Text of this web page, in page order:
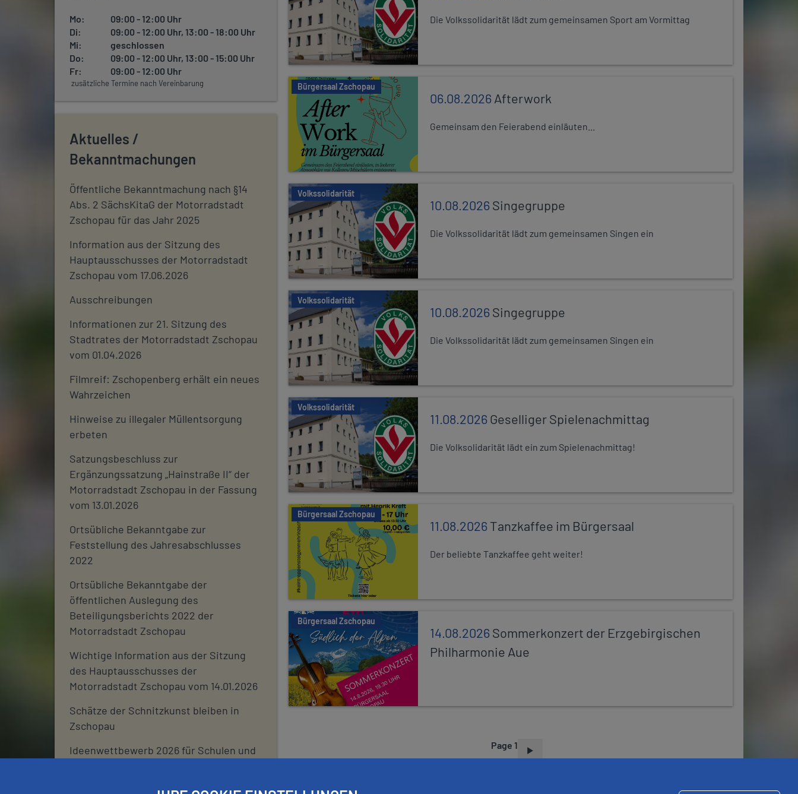
Mo:
09:00 - 12:00 Uhr
Di:
09:00 - 12:00 Uhr, 13:00 - 18:00 Uhr
Mi:
geschlossen
Do:
09:00 - 12:00 Uhr, 13:00 - 15:00 Uhr
Fr:
09:00 - 12:00 Uhr
zusätzliche Termine nach Vereinbarung
Aktuelles /
Bekanntmachungen
Öffentliche Bekanntmachung nach §14
Abs. 2 SächsKitaG der Motorradstadt
Zschopau für das Jahr 2025
Information aus der Sitzung des
Hauptausschusses der Motorradstadt
Zschopau vom 17.06.2026
Ausschreibungen
Informationen zur 21. Sitzung des
Stadtrates der Motorradstadt Zschopau
vom 01.04.2026
Filmreif: Zschopenberg erhält ein neues
Wahrzeichen
Hinweise zu illegaler Müllentsorgung
erbeten
Satzungsbeschluss zur
Ergänzungssatzung „Hainstraße II“ der
Motorradstadt Zschopau in der Fassung
vom 13.01.2026
Ortsübliche Bekanntgabe zur
Feststellung des Jahresabschlusses
2022
Ortsübliche Bekanntgabe der
öffentlichen Auslegung des
Beteiligungsberichts 2022 der
Motorradstadt Zschopau
Wichtige Information aus der Sitzung
des Hauptausschusses der
Motorradstadt Zschopau vom 14.01.2026
Schätze der Schnitzkunst bleiben in
Zschopau
Ideenwettbewerb 2026 für Schulen und
Stadtjournal 2026: Wir suchen euch
Die Volkssolidarität lädt zum gemeinsamen Sport am Vormittag
Bürgersaal Zschopau
06.08.2026Afterwork
Gemeinsam den Feierabend einläuten...
Volkssolidarität
10.08.2026Singegruppe
Die Volkssolidarität lädt zum gemeinsamen Singen ein
Volkssolidarität
10.08.2026Singegruppe
Die Volkssolidarität lädt zum gemeinsamen Singen ein
Volkssolidarität
11.08.2026Geselliger Spielenachmittag
Die Volksolidarität lädt ein zum Spielenachmittag!
Bürgersaal Zschopau
11.08.2026Tanzkaffee im Bürgersaal
Der beliebte Tanzkaffee geht weiter!
Bürgersaal Zschopau
14.08.2026Sommerkonzert der Erzgebirgischen
Philharmonie Aue
P
G
Page 1